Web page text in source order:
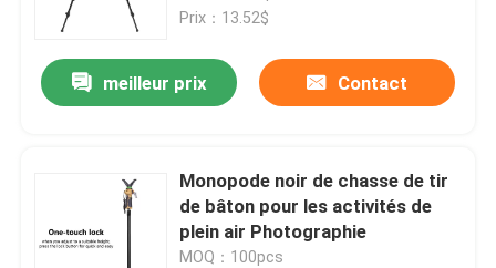
Prix：13.52$
meilleur prix Contact
Monopode noir de chasse de tir
de bâton pour les activités de
plein air Photographie
MOQ：100pcs